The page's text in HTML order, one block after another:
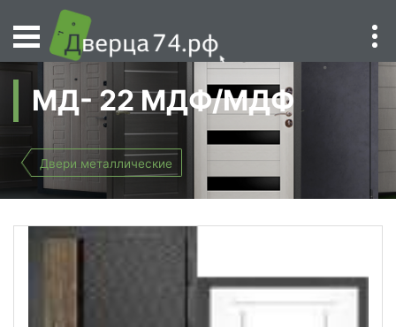
МД- 22 МДФ/МДФ
Двери металлические